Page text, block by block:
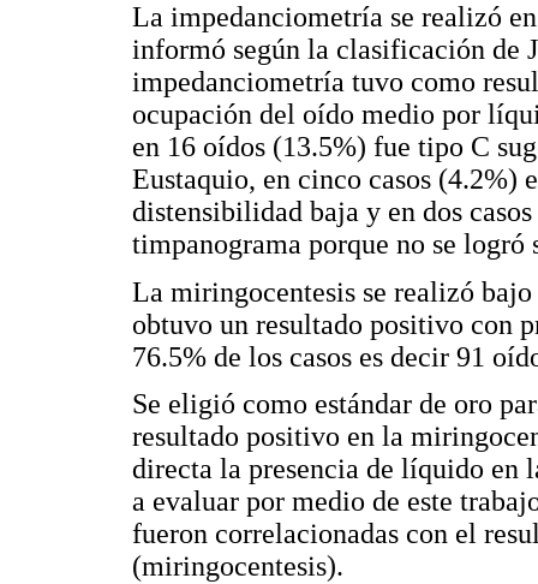
La impedanciometría se realizó
informó según la clasificación de
impedanciometría tuvo como
ocupación del oído medio por
en 16 oídos (13.5%) fue tipo C
Eustaquio, en cinco casos (4.2%)
distensibilidad baja y en dos
timpanograma porque no se logró
La miringocentesis se realizó bajo
obtuvo un resultado positivo con
76.5% de los casos es decir 91
Se eligió como estándar de oro
resultado positivo en la
directa la presencia de líquido en
a evaluar por medio de este
fueron correlacionadas con el
(miringocentesis).